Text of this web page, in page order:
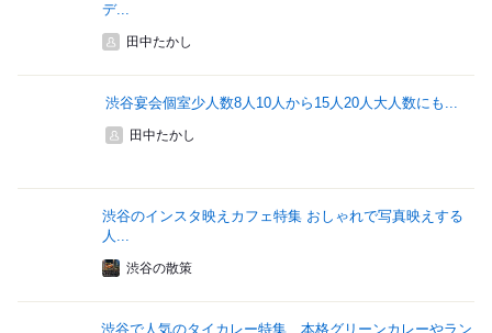
デ...
田中たかし
渋谷宴会個室少人数8人10人から15人20人大人数にも...
田中たかし
渋谷のインスタ映えカフェ特集 おしゃれで写真映えする
人...
渋谷の散策
渋谷で人気のタイカレー特集 本格グリーンカレーやラン